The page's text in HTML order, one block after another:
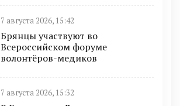
7 августа 2026, 15:42
Брянцы участвуют во
Всероссийском форуме
волонтёров-медиков
7 августа 2026, 15:32